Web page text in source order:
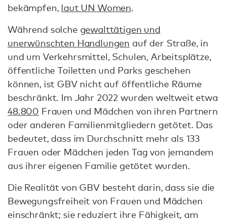
bekämpfen, laut UN Women.
Während solche gewalttätigen und
unerwünschten Handlungen auf der Straße, in
und um Verkehrsmittel, Schulen, Arbeitsplätze,
öffentliche Toiletten und Parks geschehen
können, ist GBV nicht auf öffentliche Räume
beschränkt. Im Jahr 2022 wurden weltweit etwa
48.800 Frauen und Mädchen von ihren Partnern
oder anderen Familienmitgliedern getötet. Das
bedeutet, dass im Durchschnitt mehr als 133
Frauen oder Mädchen jeden Tag von jemandem
aus ihrer eigenen Familie getötet wurden.
Die Realität von GBV besteht darin, dass sie die
Bewegungsfreiheit von Frauen und Mädchen
einschränkt; sie reduziert ihre Fähigkeit, am